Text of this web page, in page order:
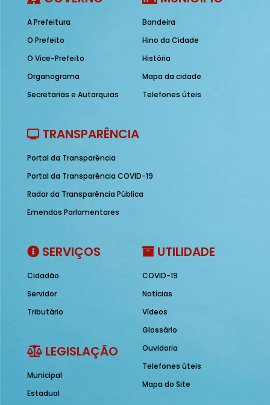
A Prefeitura
O Prefeito
O Vice-Prefeito
Organograma
Secretarias e Autarquias
Bandeira
Hino da Cidade
História
Mapa da cidade
Telefones úteis
TRANSPARÊNCIA
Portal da Transparência
Portal da Transparência COVID-19
Radar da Transparência Pública
Emendas Parlamentares
SERVIÇOS
Cidadão
Servidor
Tributário
LEGISLAÇÃO
Municipal
Estadual
UTILIDADE
COVID-19
Notícias
Vídeos
Glossário
Ouvidoria
Telefones úteis
Mapa do Site